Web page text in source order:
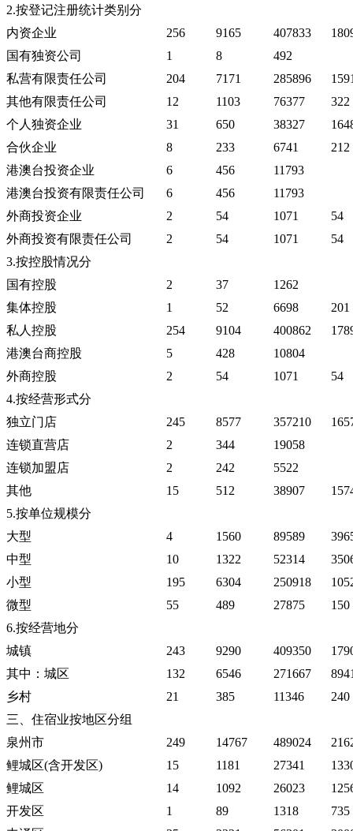
2.按登记注册统计类别分
内资企业
256 9165 407833
国有独资公司
1 8
492
私营有限责任公司
204 7171 285896
其他有限责任公司
12 1103 76377
322
个人独资企业
31 650 38327
合伙企业
8 233 6741
212
港澳台投资企业
6 456
11793
港澳台投资有限责任公司
6 456
11793
外商投资企业
2 54 1071
54
外商投资有限责任公司
2 54 1071
54
3.按控股情况分
国有控股
2 37
1262
集体控股
1 52 6698
201
私人控股
254 9104 400862
港澳台商控股
5 428
10804
外商控股
2 54 1071
54
4.按经营形式分
独立门店
245 8577 357210
连锁直营店
2 344
19058
连锁加盟店
2 242
5522
其他
15 512 38907
5.按单位规模分
大型
4 1560 89589
中型
10 1322 52314
小型
195 6304 250918
微型
55 489 27875
150
6.按经营地分
城镇
243 9290 409350
其中：城区
132 6546 271667
乡村
21 385 11346
240
三、住宿业按地区分组
泉州市
249 14767 489024
鲤城区(含开发区)
15 1181 27341
鲤城区
14 1092 26023
开发区
1 89 1318
735